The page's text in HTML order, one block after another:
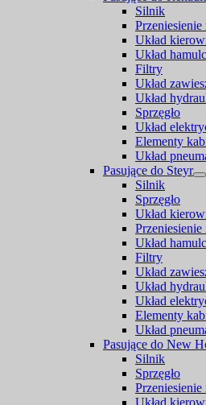
Silnik
Przeniesienie
Układ
Układ
Filtry
Układ
Układ
Sprzęgło
Układ
Elementy
Układ
Pasujące do Steyr
Silnik
Sprzęgło
Układ
Przeniesienie
Układ
Filtry
Układ
Układ
Układ
Elementy
Układ
Pasujące do New
Silnik
Sprzęgło
Przeniesienie
Układ